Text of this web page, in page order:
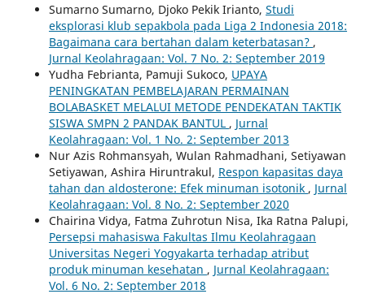
Sumarno Sumarno, Djoko Pekik Irianto, Studi
eksplorasi klub sepakbola pada Liga 2 Indonesia 2018:
Bagaimana cara bertahan dalam keterbatasan? ,
Jurnal Keolahragaan: Vol. 7 No. 2: September 2019
Yudha Febrianta, Pamuji Sukoco, UPAYA
PENINGKATAN PEMBELAJARAN PERMAINAN
BOLABASKET MELALUI METODE PENDEKATAN TAKTIK
SISWA SMPN 2 PANDAK BANTUL , Jurnal
Keolahragaan: Vol. 1 No. 2: September 2013
Nur Azis Rohmansyah, Wulan Rahmadhani, Setiyawan
Setiyawan, Ashira Hiruntrakul, Respon kapasitas daya
tahan dan aldosterone: Efek minuman isotonik , Jurnal
Keolahragaan: Vol. 8 No. 2: September 2020
Chairina Vidya, Fatma Zuhrotun Nisa, Ika Ratna Palupi,
Persepsi mahasiswa Fakultas Ilmu Keolahragaan
Universitas Negeri Yogyakarta terhadap atribut
produk minuman kesehatan , Jurnal Keolahragaan:
Vol. 6 No. 2: September 2018